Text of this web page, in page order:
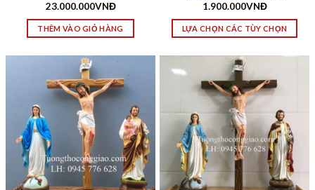
23.000.000VNĐ
THÊM VÀO GIỎ HÀNG
1.900.000VNĐ
LỰA CHỌN CÁC TÙY CHỌN